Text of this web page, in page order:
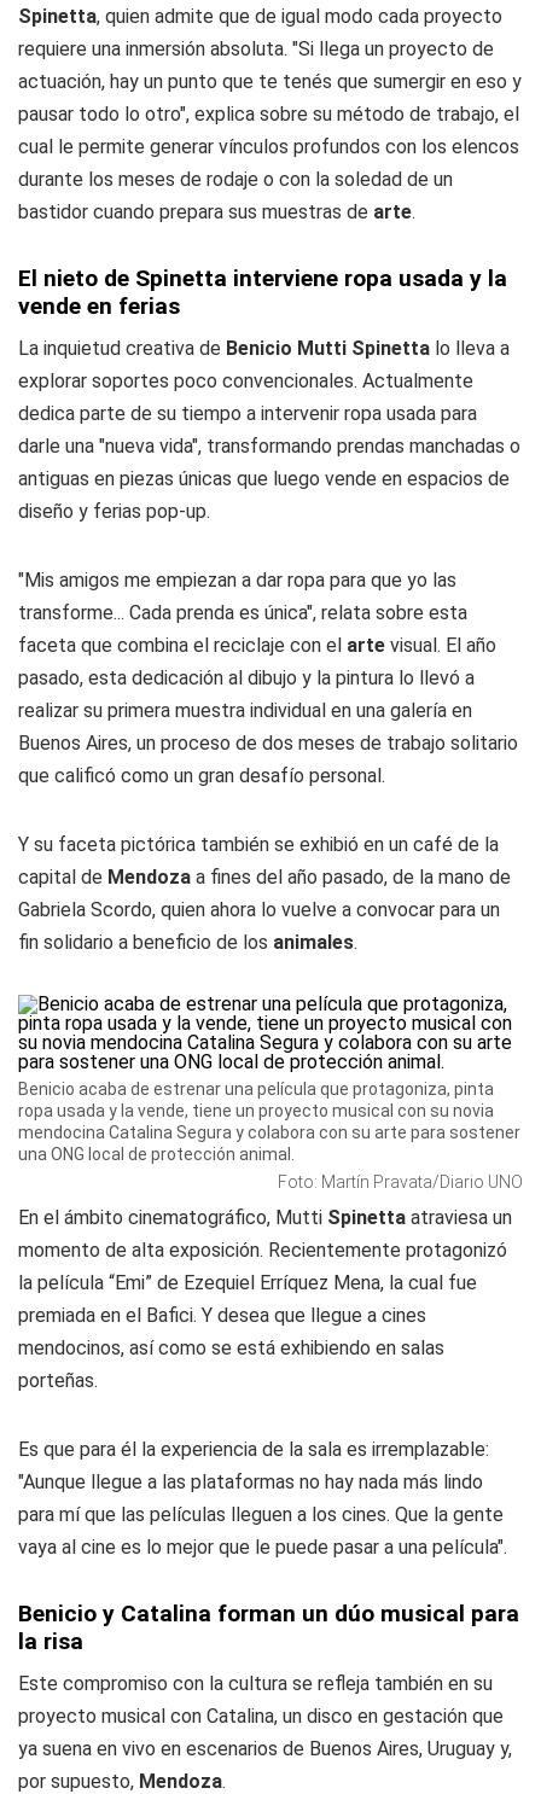
Spinetta, quien admite que de igual modo cada proyecto
requiere una inmersión absoluta. "Si llega un proyecto de
actuación, hay un punto que te tenés que sumergir en eso y
pausar todo lo otro", explica sobre su método de trabajo, el
cual le permite generar vínculos profundos con los elencos
durante los meses de rodaje o con la soledad de un
bastidor cuando prepara sus muestras de arte.
El nieto de Spinetta interviene ropa usada y la
vende en ferias
La inquietud creativa de Benicio Mutti Spinetta lo lleva a
explorar soportes poco convencionales. Actualmente
dedica parte de su tiempo a intervenir ropa usada para
darle una "nueva vida", transformando prendas manchadas o
antiguas en piezas únicas que luego vende en espacios de
diseño y ferias pop-up.
"Mis amigos me empiezan a dar ropa para que yo las
transforme... Cada prenda es única", relata sobre esta
faceta que combina el reciclaje con el arte visual. El año
pasado, esta dedicación al dibujo y la pintura lo llevó a
realizar su primera muestra individual en una galería en
Buenos Aires, un proceso de dos meses de trabajo solitario
que calificó como un gran desafío personal.
Y su faceta pictórica también se exhibió en un café de la
capital de Mendoza a fines del año pasado, de la mano de
Gabriela Scordo, quien ahora lo vuelve a convocar para un
fin solidario a beneficio de los animales.
Benicio acaba de estrenar una película que protagoniza, pinta
ropa usada y la vende, tiene un proyecto musical con su novia
mendocina Catalina Segura y colabora con su arte para sostener
una ONG local de protección animal.
Foto: Martín Pravata/Diario UNO
En el ámbito cinematográfico, Mutti Spinetta atraviesa un
momento de alta exposición. Recientemente protagonizó
la película “Emi” de Ezequiel Erríquez Mena, la cual fue
premiada en el Bafici. Y desea que llegue a cines
mendocinos, así como se está exhibiendo en salas
porteñas.
Es que para él la experiencia de la sala es irremplazable:
"Aunque llegue a las plataformas no hay nada más lindo
para mí que las películas lleguen a los cines. Que la gente
vaya al cine es lo mejor que le puede pasar a una película".
Benicio y Catalina forman un dúo musical para
la risa
Este compromiso con la cultura se refleja también en su
proyecto musical con Catalina, un disco en gestación que
ya suena en vivo en escenarios de Buenos Aires, Uruguay y,
por supuesto, Mendoza.